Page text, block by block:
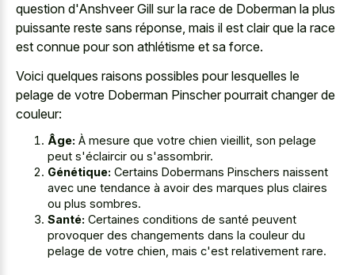
question d'Anshveer Gill sur la race de Doberman la plus
puissante reste sans réponse, mais il est clair que la race
est connue pour son athlétisme et sa force.
Voici quelques raisons possibles pour lesquelles le
pelage de votre Doberman Pinscher pourrait changer de
couleur:
Âge: À mesure que votre chien vieillit, son pelage
peut s'éclaircir ou s'assombrir.
Génétique: Certains Dobermans Pinschers naissent
avec une tendance à avoir des marques plus claires
ou plus sombres.
Santé: Certaines conditions de santé peuvent
provoquer des changements dans la couleur du
pelage de votre chien, mais c'est relativement rare.